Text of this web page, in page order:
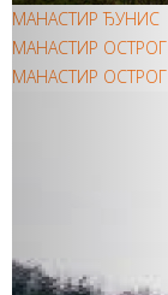
МАНАСТИР ЂУНИС
МАНАСТИР ОСТРОГ
МАНАСТИР ОСТРОГ